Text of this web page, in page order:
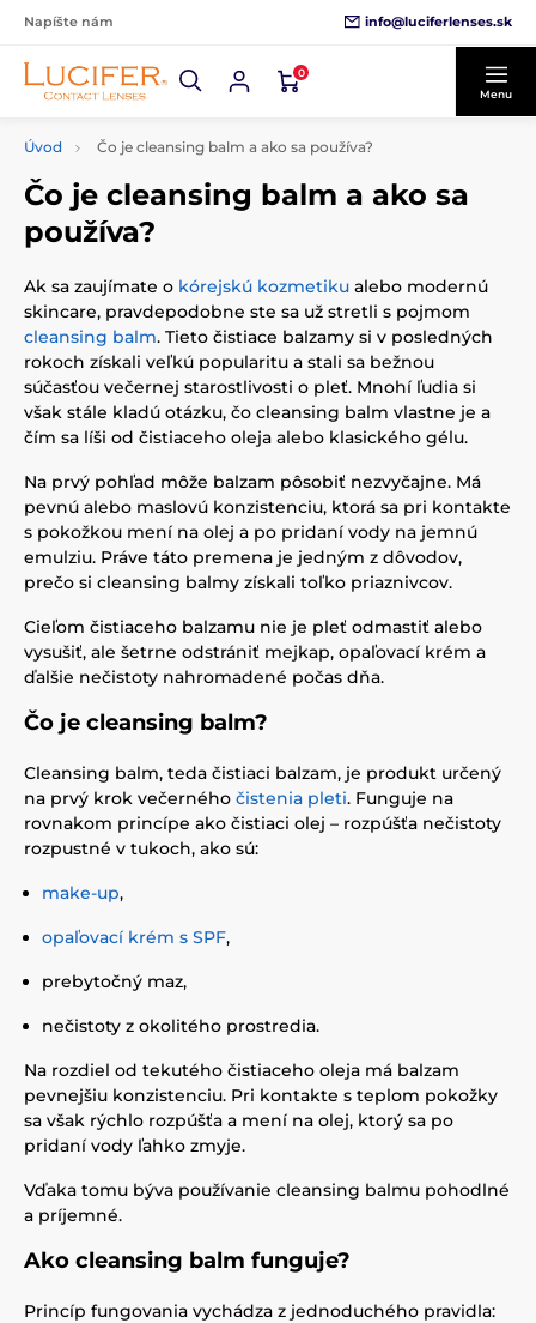
Napíšte nám info@luciferlenses.sk
0
Menu
Úvod Čo je cleansing balm a ako sa používa?
Čo je cleansing balm a ako sa
používa?
Ak sa zaujímate o kórejskú kozmetiku alebo modernú
skincare, pravdepodobne ste sa už stretli s pojmom
cleansing balm. Tieto čistiace balzamy si v posledných
rokoch získali veľkú popularitu a stali sa bežnou
súčasťou večernej starostlivosti o pleť. Mnohí ľudia si
však stále kladú otázku, čo cleansing balm vlastne je a
čím sa líši od čistiaceho oleja alebo klasického gélu.
Na prvý pohľad môže balzam pôsobiť nezvyčajne. Má
pevnú alebo maslovú konzistenciu, ktorá sa pri kontakte
s pokožkou mení na olej a po pridaní vody na jemnú
emulziu. Práve táto premena je jedným z dôvodov,
prečo si cleansing balmy získali toľko priaznivcov.
Cieľom čistiaceho balzamu nie je pleť odmastiť alebo
vysušiť, ale šetrne odstrániť mejkap, opaľovací krém a
ďalšie nečistoty nahromadené počas dňa.
Čo je cleansing balm?
Cleansing balm, teda čistiaci balzam, je produkt určený
na prvý krok večerného čistenia pleti. Funguje na
rovnakom princípe ako čistiaci olej – rozpúšťa nečistoty
rozpustné v tukoch, ako sú:
make-up,
opaľovací krém s SPF,
prebytočný maz,
nečistoty z okolitého prostredia.
Na rozdiel od tekutého čistiaceho oleja má balzam
pevnejšiu konzistenciu. Pri kontakte s teplom pokožky
sa však rýchlo rozpúšťa a mení na olej, ktorý sa po
pridaní vody ľahko zmyje.
Vďaka tomu býva používanie cleansing balmu pohodlné
a príjemné.
Ako cleansing balm funguje?
Princíp fungovania vychádza z jednoduchého pravidla: